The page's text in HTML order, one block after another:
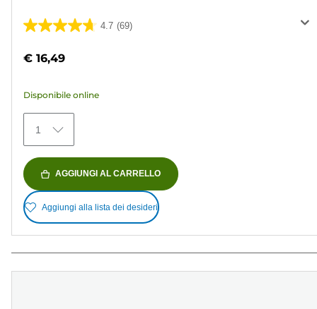
4.7 (69)
4.7
5
69
recensioni
€ 16,49
Disponibile online
1
AGGIUNGI AL CARRELLO
Aggiungi alla lista dei desideri